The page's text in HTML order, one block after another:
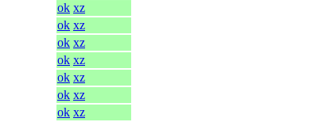
ok xz
ok xz
ok xz
ok xz
ok xz
ok xz
ok xz